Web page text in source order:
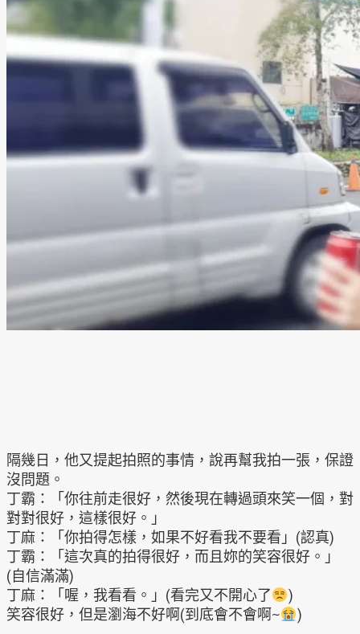
隔幾日，他又提起拍照的事情，說再幫我拍一張，保證
沒問題。
丁霸：「你往前走很好，然後現在轉過頭來笑一個，對
對對很好，這樣很好。」
丁麻：「你拍得怎樣，如果不好看我不要看」(認真)
丁霸：「這次真的拍得很好，而且妳的笑容很好。」
(自信滿滿)
丁麻：「喔，我看看。」(看完又不開心了
)
笑容很好，但是瀏海不好啊(到底會不會啊~
)